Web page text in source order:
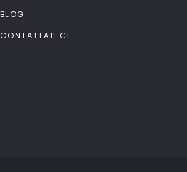
BLOG
CONTATTATECI